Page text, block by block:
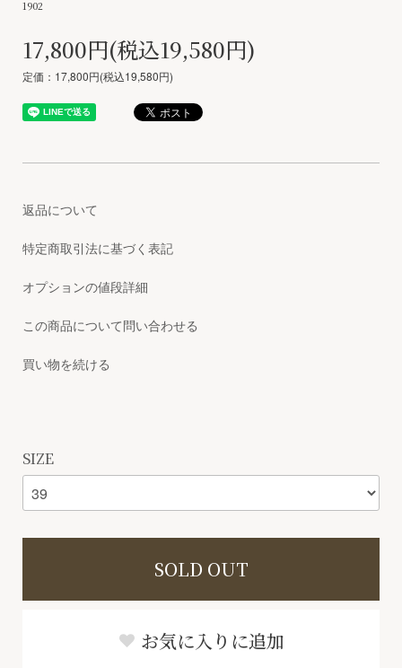
1902
17,800円(税込19,580円)
定価：17,800円(税込19,580円)
返品について
特定商取引法に基づく表記
オプションの値段詳細
この商品について問い合わせる
買い物を続ける
SIZE
SOLD OUT
お気に入りに追加